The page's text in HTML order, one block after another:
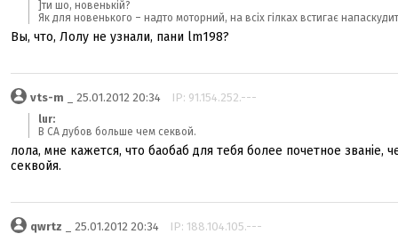
]ти шо, новенькій?
Як для новенького – надто моторний, на всіх гілках встигає
Вы, что, Лолу не узнали, пани lm198?
vts-m _ 25.01.2012 20:34 IP: 91.154.252.---
lur:
В СА дубов больше чем секвой.
лола, мне кажется, что баобаб для тебя более почетное званіе,
секвойя.
qwrtz _ 25.01.2012 20:34 IP: 188.104.105.---